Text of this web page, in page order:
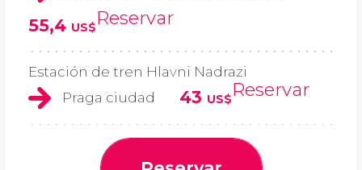
55,4 US$Reservar
Estación de tren Hlavni Nadrazi
Praga ciudad
43 US$Reservar